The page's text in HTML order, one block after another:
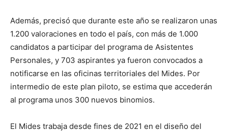
Además, precisó que durante este año se realizaron unas
1.200 valoraciones en todo el país, con más de 1.000
candidatos a participar del programa de Asistentes
Personales, y 703 aspirantes ya fueron convocados a
notificarse en las oficinas territoriales del Mides. Por
intermedio de este plan piloto, se estima que accederán
al programa unos 300 nuevos binomios.
El Mides trabaja desde fines de 2021 en el diseño del